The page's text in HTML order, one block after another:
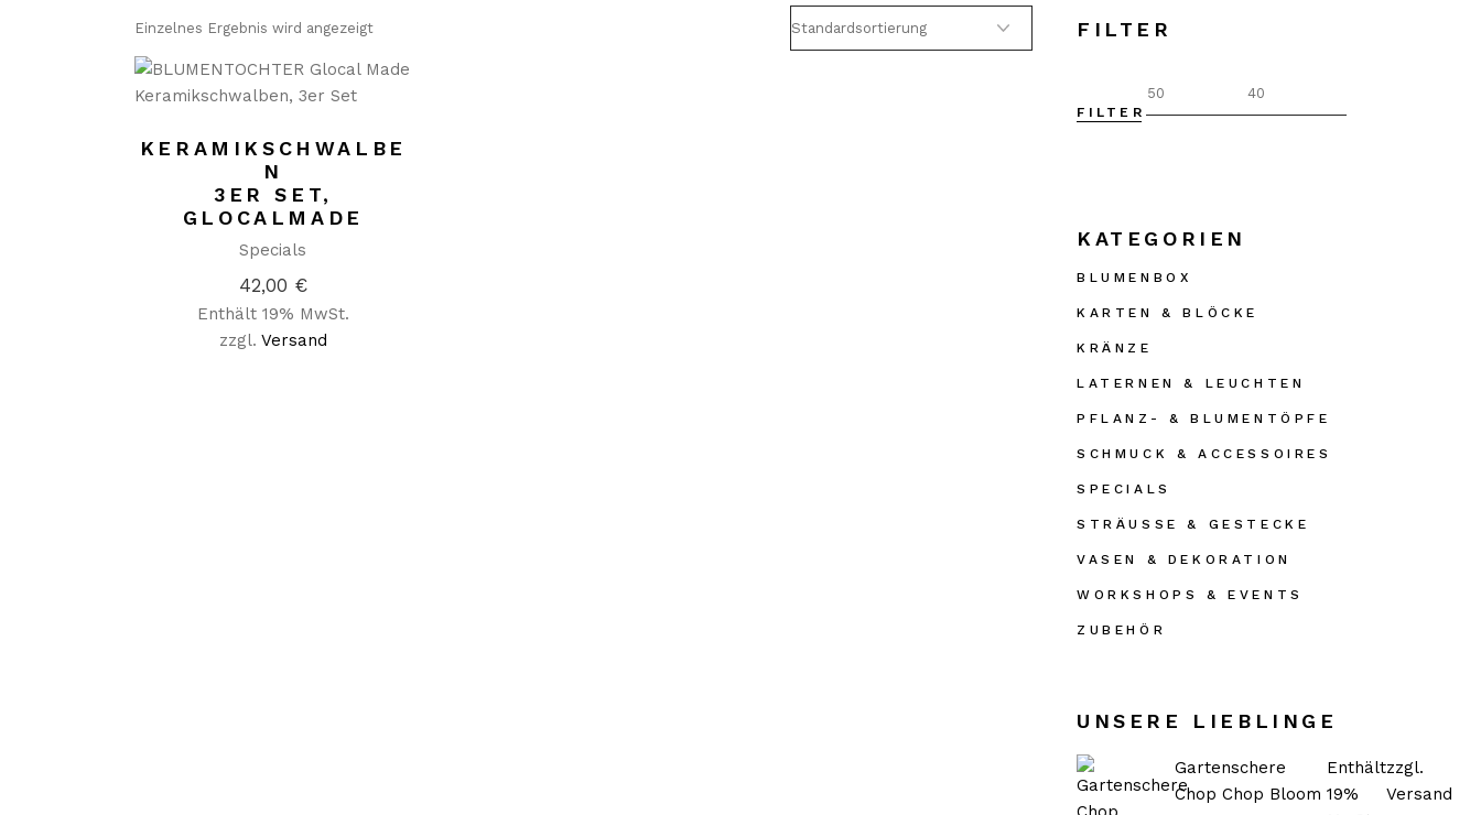
Einzelnes Ergebnis wird angezeigt
KERAMIKSCHWALBE
N
3ER SET,
GLOCALMADE
Specials
42,00 €
Enthält 19% MwSt.
zzgl. Versand
FILTER
Min.
Max.
FILTER
KATEGORIEN
BLUMENBOX
KARTEN & BLÖCKE
KRÄNZE
LATERNEN & LEUCHTEN
PFLANZ- & BLUMENTÖPFE
SCHMUCK & ACCESSOIRES
SPECIALS
STRÄUSSE & GESTECKE
VASEN & DEKORATION
WORKSHOPS & EVENTS
ZUBEHÖR
UNSERE LIEBLINGE
Gartenschere
Chop Chop Bloom
Enthält
19%
zzgl.
Versand